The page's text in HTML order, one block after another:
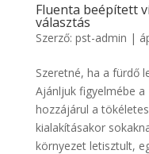
Fluenta beépített
választás
Szerző: pst-admin |
Szeretné, ha a fürdő
Ajánljuk figyelmébe
hozzájárul a
kialakításakor
környezet letisztult,